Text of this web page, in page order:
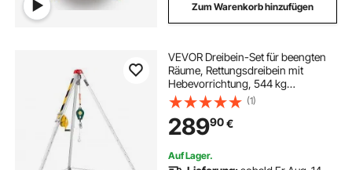
Zum Warenkorb hinzufügen
VEVOR Dreibein-Set für beengten
Räume, Rettungsdreibein mit
Hebevorrichtung, 544 kg
Seilwinde, Rettungsstativ, 30 m
Kabel, Rettungssystem mit
Absturzsicherung, Arbeitshöhe
1,34–2,15 m
(1)
28990€
Auf Lager.